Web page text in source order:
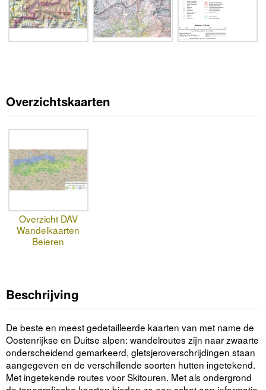
Overzichtskaarten
Overzicht DAV
Wandelkaarten
Beieren
Beschrijving
De beste en meest gedetailleerde kaarten van met name de
Oostenrijkse en Duitse alpen: wandelroutes zijn naar zwaarte
onderscheidend gemarkeerd, gletsjeroverschrijdingen staan
aangegeven en de verschillende soorten hutten ingetekend.
Met ingetekende routes voor Skitouren. Met als ondergrond